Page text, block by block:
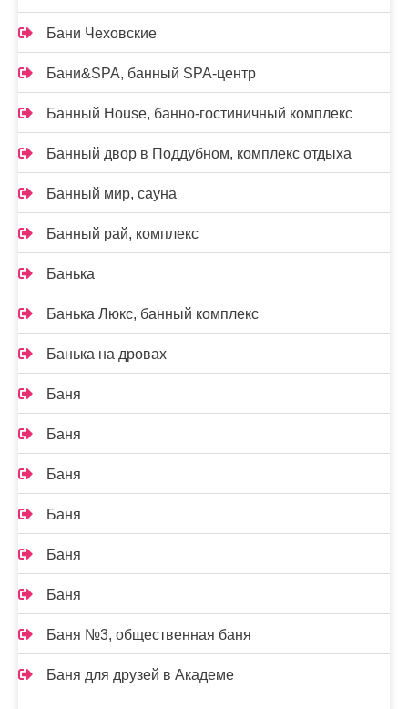
Бани Чеховские
Бани&SPA, банный SPA-центр
Банный House, банно-гостиничный комплекс
Банный двор в Поддубном, комплекс отдыха
Банный мир, сауна
Банный рай, комплекс
Банька
Банька Люкс, банный комплекс
Банька на дровах
Баня
Баня
Баня
Баня
Баня
Баня
Баня №3, общественная баня
Баня для друзей в Академе